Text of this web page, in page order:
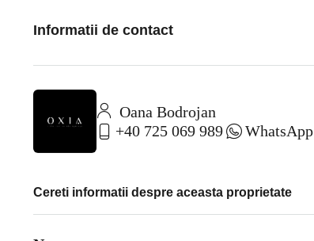
Informatii de contact
Oana Bodrojan
+40 725 069 989
WhatsApp
Cereti informatii despre aceasta proprietate